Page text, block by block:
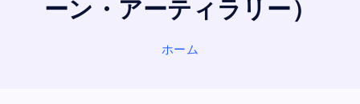
ーン・アーティラリー）
ホーム